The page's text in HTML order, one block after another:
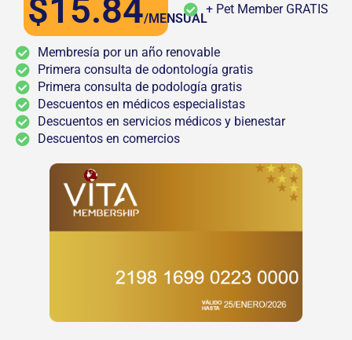
$15.84/MENSUAL
+ Pet Member GRATIS
Membresía por un año renovable
Primera consulta de odontología gratis
Primera consulta de podología gratis
Descuentos en médicos especialistas
Descuentos en servicios médicos y bienestar
Descuentos en comercios